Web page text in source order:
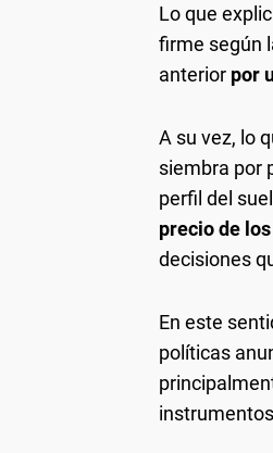
Lo que
firme según
anterior por
A su vez, lo
siembra por
perfil del
precio de
decisiones
En este
políticas